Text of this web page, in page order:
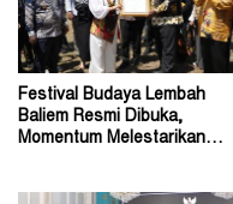
Festival Budaya Lembah
Baliem Resmi Dibuka,
Momentum Melestarikan